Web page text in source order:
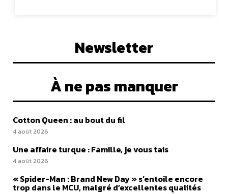
Newsletter
À ne pas manquer
Cotton Queen : au bout du fil
4 août 2026
Une affaire turque : Famille, je vous tais
4 août 2026
« Spider-Man : Brand New Day » s’entoile encore
trop dans le MCU, malgré d’excellentes qualités